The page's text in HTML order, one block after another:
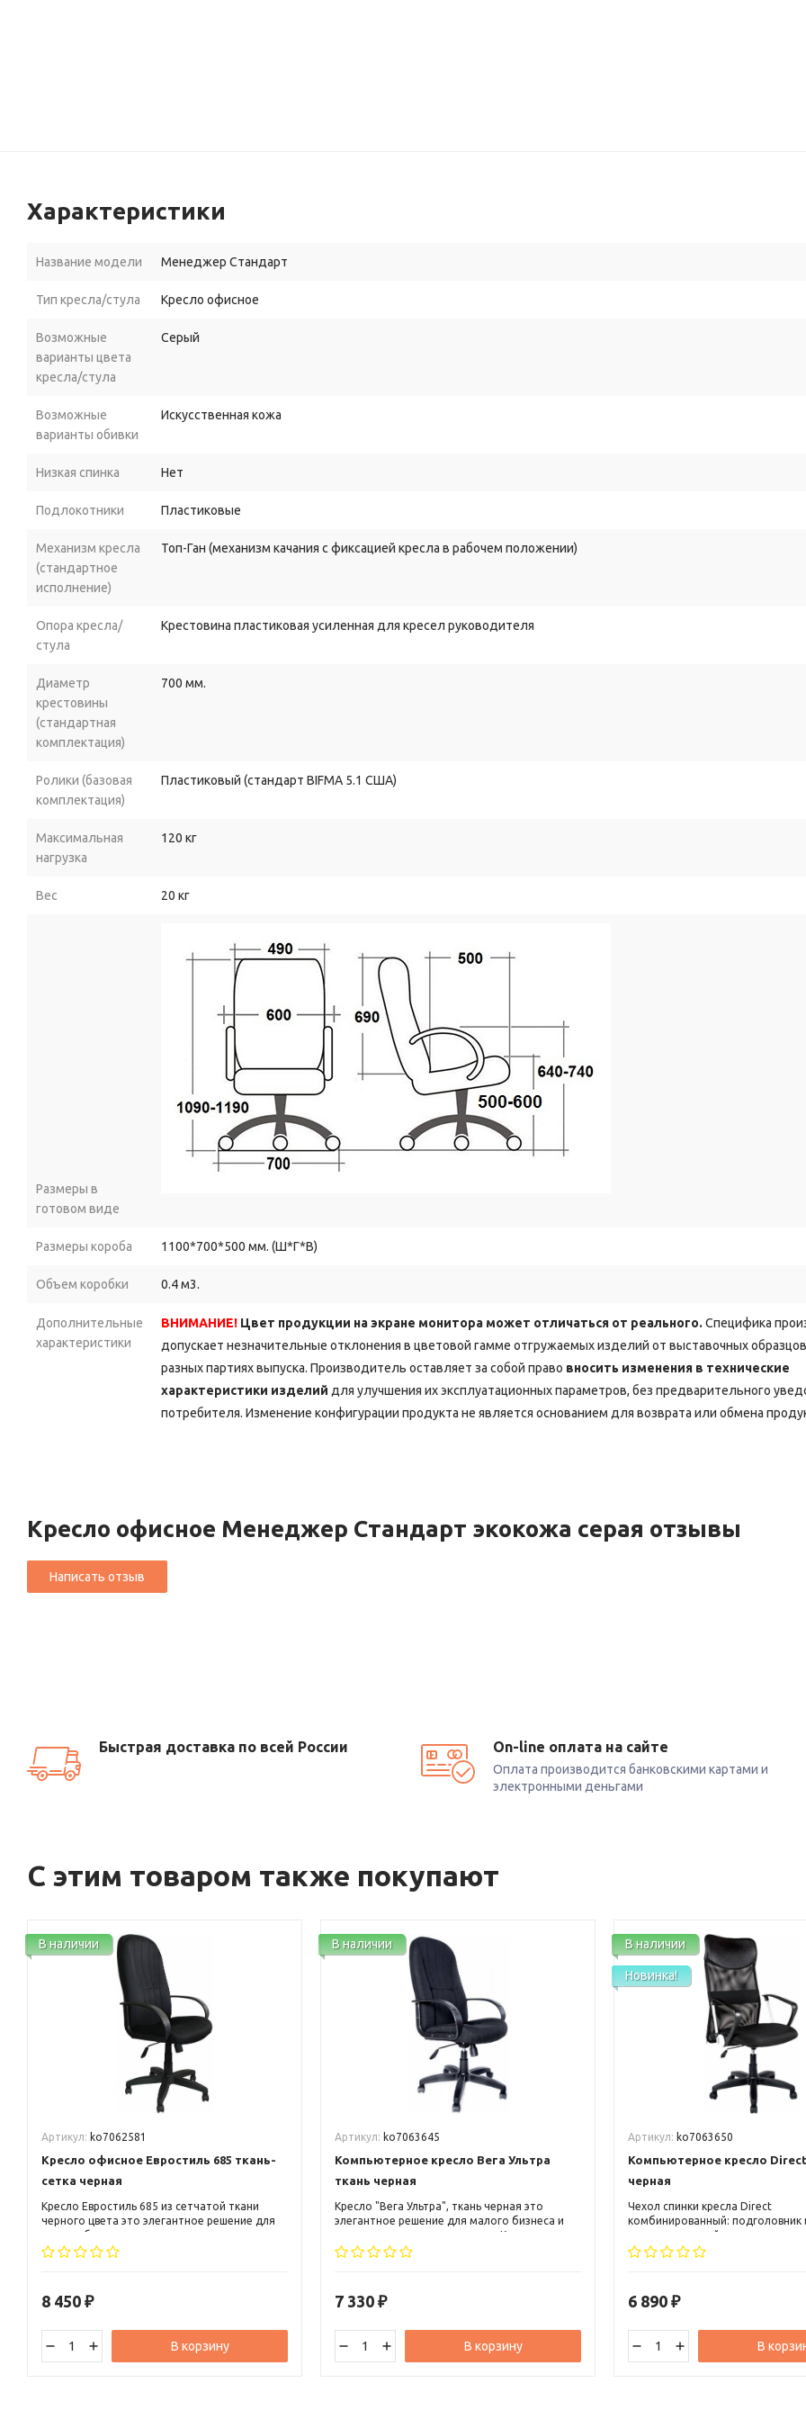
Характеристики
Название модели Менеджер Стандарт
Тип кресла/стула Кресло офисное
Возможные
варианты цвета
кресла/стула
Серый
Возможные
варианты обивки
Искусственная кожа
Низкая спинка Нет
Подлокотники Пластиковые
Механизм кресла
(стандартное
исполнение)
Топ-Ган (механизм качания с фиксацией кресла в рабочем положении)
Опора кресла/
стула
Крестовина пластиковая усиленная для кресел руководителя
Диаметр
крестовины
(стандартная
комплектация)
700 мм.
Ролики (базовая
комплектация)
Пластиковый (стандарт BIFMA 5.1 США)
Максимальная
нагрузка
120 кг
Вес 20 кг
Размеры в
готовом виде
Размеры короба 1100*700*500 мм. (Ш*Г*В)
Объем коробки 0.4 м3.
Дополнительные
характеристики
ВНИМАНИЕ! Цвет продукции на экране монитора может отличаться от реального. Специфика
допускает незначительные отклонения в цветовой гамме отгружаемых изделий от выставочных
разных партиях выпуска. Производитель оставляет за собой право вносить изменения в технические
характеристики изделий для улучшения их эксплуатационных параметров, без предварительного
потребителя. Изменение конфигурации продукта не является основанием для возврата или обмена
Кресло офисное Менеджер Стандарт экокожа серая отзывы
Быстрая доставка по всей России On-line оплата на сайте
Оплата производится банковскими картами и
электронными деньгами
С этим товаром также покупают
В наличии
Артикул: ko7062581
Кресло офисное Евростиль 685 ткань-
сетка черная
Кресло Евростиль 685 из сетчатой ткани
черного цвета это элегантное решение для
малого бизнеса и руководителя среднего
звена. Кресло может вписаться, как в
8 450 ₽
В корзину
В наличии
Артикул: ko7063645
Компьютерное кресло Вега Ультра
ткань черная
Кресло "Вега Ультра", ткань черная это
элегантное решение для малого бизнеса и
руководителя среднего звена. Кресло может
вписаться, как в классический, так и в
7 330 ₽
В корзину
В наличии
Новинка!
Артикул: ko7063650
Компьютерное кресло
черная
Чехол спинки кресла Direct
комбинированный: подголовник
из искусственной кожи, а
спинки это сетка Airmash.
дизайнерских решений
кресло Direct.
6 890 ₽
В